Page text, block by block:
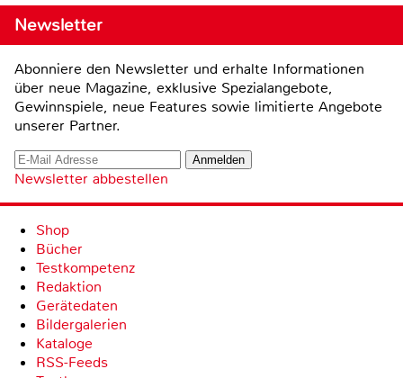
Newsletter
Abonniere den Newsletter und erhalte Informationen
über neue Magazine, exklusive Spezialangebote,
Gewinnspiele, neue Features sowie limitierte Angebote
unserer Partner.
Newsletter abbestellen
Shop
Bücher
Testkompetenz
Redaktion
Gerätedaten
Bildergalerien
Kataloge
RSS-Feeds